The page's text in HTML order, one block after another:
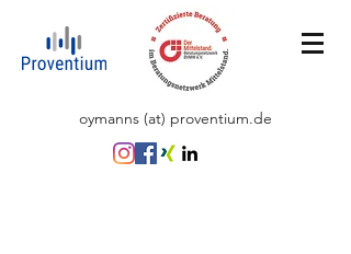
oymanns (at) proventium.de